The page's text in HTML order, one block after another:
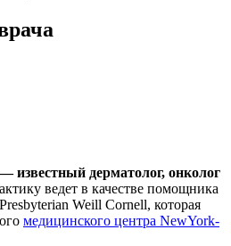
известный дерматолог, онколог
ведет в качестве помощника
Weill Cornell, которая
медицинского центра NewYork-